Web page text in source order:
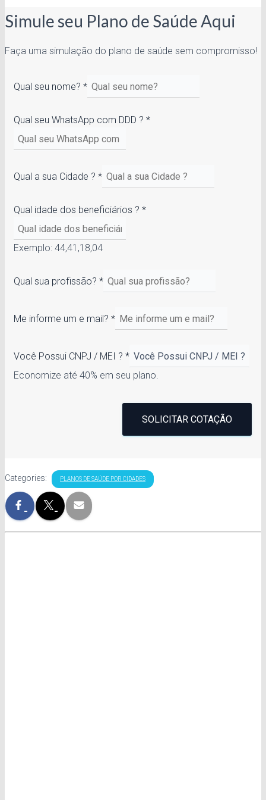
Simule seu Plano de Saúde Aqui
Faça uma simulação do plano de saúde sem compromisso!
Qual seu nome? *
Qual seu WhatsApp com DDD ? *
Qual a sua Cidade ? *
Qual idade dos beneficiários ? *
Exemplo: 44,41,18,04
Qual sua profissão? *
Me informe um e mail? *
Você Possui CNPJ / MEI ? *
Economize até 40% em seu plano.
SOLICITAR COTAÇÃO
Categories: PLANOS DE SAÚDE POR CIDADES